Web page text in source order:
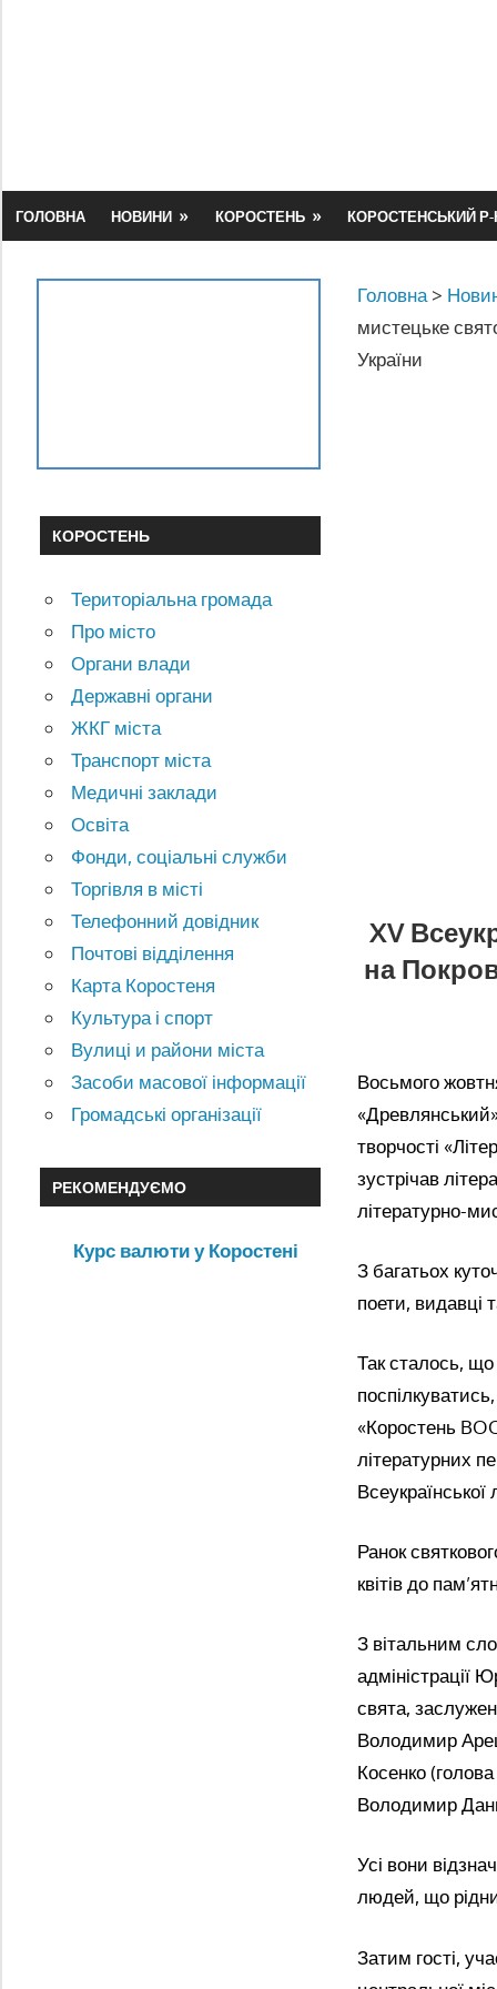
ГОЛОВНА НОВИНИ КОРОСТЕНЬ КОРОСТЕНСЬКИЙ
Головна >
мистецьке
України
XV
на
Восьмого
творчості
зустрічав
літературно-
З багатьох
поети, видавці
Так сталось,
«Коростень
літературних
Ранок
квітів до
З вітальним
адміністрації
свята,
Володимир
Косенко
Володимир
Усі вони
людей, що
Затим гості,
КОРОСТЕНЬ
Територіальна громада
Про місто
Органи влади
Державні органи
ЖКГ міста
Транспорт міста
Медичні заклади
Освіта
Фонди, соціальні служби
Торгівля в місті
Телефонний довідник
Почтові відділення
Карта Коростеня
Культура і спорт
Вулиці и райони міста
Засоби масової інформації
Громадські організації
РЕКОМЕНДУЄМО
Курс валюти у Коростені